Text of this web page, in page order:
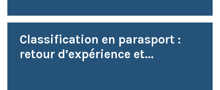
Classification en parasport :
retour d’expérience et...